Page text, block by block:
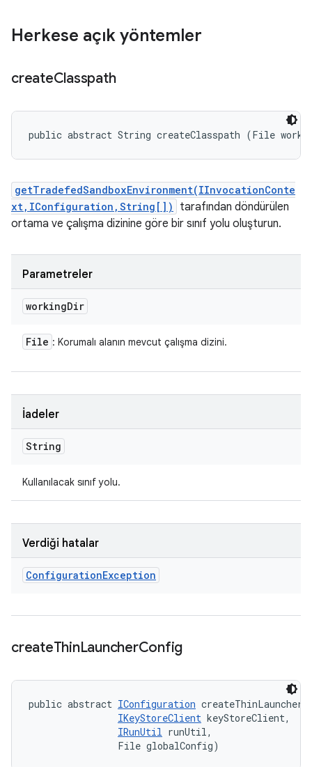
Herkese açık yöntemler
createClasspath
public abstract String createClasspath (File
getTradefedSandboxEnvironment(IInvocationConte
xt,IConfiguration,String[])
tarafından döndürülen
ortama ve çalışma dizinine göre bir sınıf yolu oluşturun.
Parametreler
workingDir
File : Korumalı alanın mevcut çalışma dizini.
İadeler
String
Kullanılacak sınıf yolu.
Verdiği hatalar
ConfigurationException
createThinLauncherConfig
public abstract IConfiguration
IKeyStoreClient keyStoreClient,
IRunUtil runUtil,
                File globalConfig)